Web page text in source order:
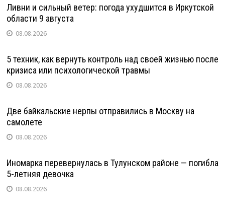
Ливни и сильный ветер: погода ухудшится в Иркутской
области 9 августа
08.08.2026
5 техник, как вернуть контроль над своей жизнью после
кризиса или психологической травмы
08.08.2026
Две байкальские нерпы отправились в Москву на
самолете
08.08.2026
Иномарка перевернулась в Тулунском районе — погибла
5-летняя девочка
08.08.2026